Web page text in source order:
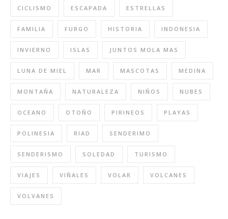
CICLISMO ESCAPADA ESTRELLAS
FAMILIA FURGO HISTORIA INDONESIA
INVIERNO ISLAS JUNTOS MOLA MAS
LUNA DE MIEL MAR MASCOTAS MEDINA
MONTAÑA NATURALEZA NIÑOS NUBES
OCEANO OTOÑO PIRINEOS PLAYAS
POLINESIA RIAD SENDERIMO
SENDERISMO SOLEDAD TURISMO
VIAJES VIÑALES VOLAR VOLCANES
VOLVANES